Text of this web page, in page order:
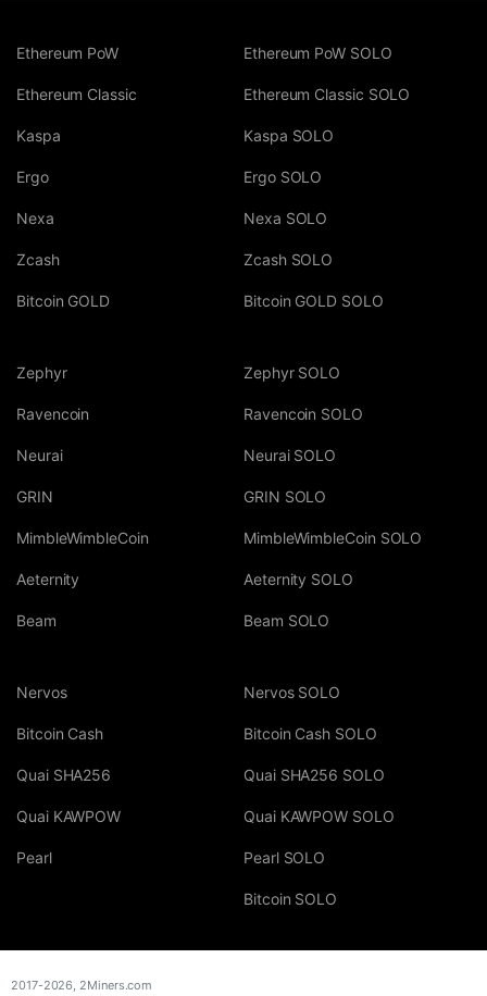
Ethereum PoW
Ethereum Classic
Kaspa
Ergo
Nexa
Zcash
Bitcoin GOLD
Ethereum PoW SOLO
Ethereum Classic SOLO
Kaspa SOLO
Ergo SOLO
Nexa SOLO
Zcash SOLO
Bitcoin GOLD SOLO
Zephyr
Ravencoin
Neurai
GRIN
MimbleWimbleCoin
Aeternity
Beam
Zephyr SOLO
Ravencoin SOLO
Neurai SOLO
GRIN SOLO
MimbleWimbleCoin SOLO
Aeternity SOLO
Beam SOLO
Nervos
Bitcoin Cash
Quai SHA256
Quai KAWPOW
Pearl
Nervos SOLO
Bitcoin Cash SOLO
Quai SHA256 SOLO
Quai KAWPOW SOLO
Pearl SOLO
Bitcoin SOLO
2017-2026, 2Miners.com